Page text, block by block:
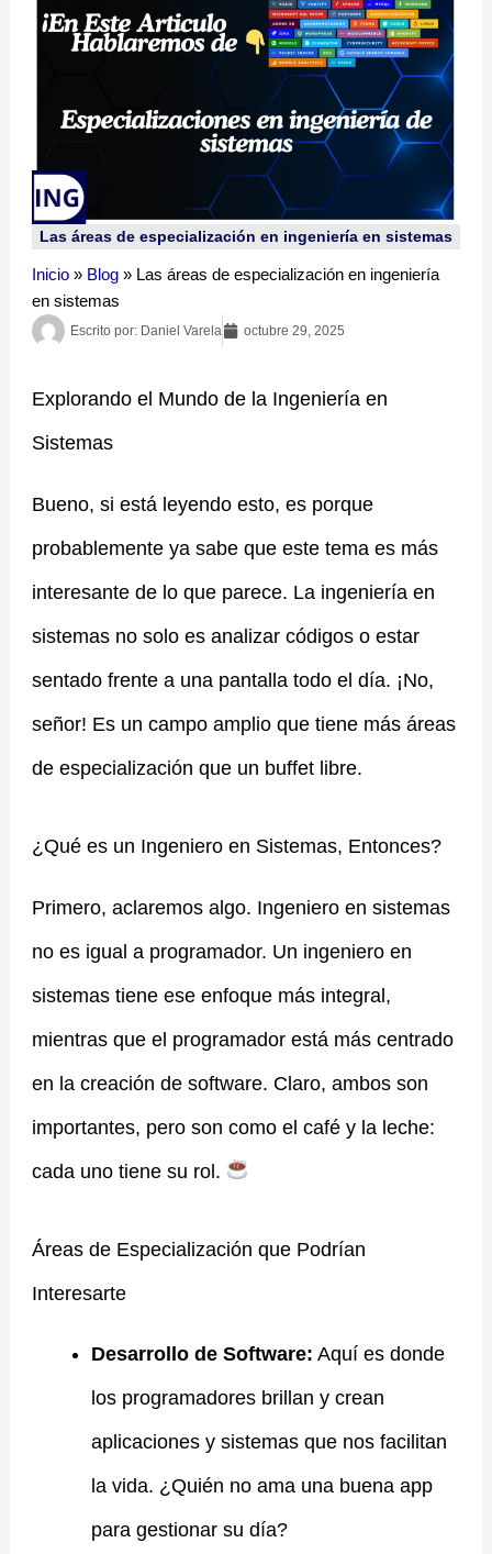
Las áreas de especialización en ingeniería en sistemas
Inicio» Blog» Las áreas de especialización en ingeniería
en sistemas
Escrito por:Daniel Varela octubre 29, 2025
Explorando el Mundo de la Ingeniería en
Sistemas
Bueno, si está leyendo esto, es porque
probablemente ya sabe que este tema es más
interesante de lo que parece. La ingeniería en
sistemas no solo es analizar códigos o estar
sentado frente a una pantalla todo el día. ¡No,
señor! Es un campo amplio que tiene más áreas
de especialización que un buffet libre. ️
¿Qué es un Ingeniero en Sistemas, Entonces?
Primero, aclaremos algo. Ingeniero en sistemas
no es igual a programador. Un ingeniero en
sistemas tiene ese enfoque más integral,
mientras que el programador está más centrado
en la creación de software. Claro, ambos son
importantes, pero son como el café y la leche:
cada uno tiene su rol.
Áreas de Especialización que Podrían
Interesarte
Desarrollo de Software: Aquí es donde
los programadores brillan y crean
aplicaciones y sistemas que nos facilitan
la vida. ¿Quién no ama una buena app
para gestionar su día?